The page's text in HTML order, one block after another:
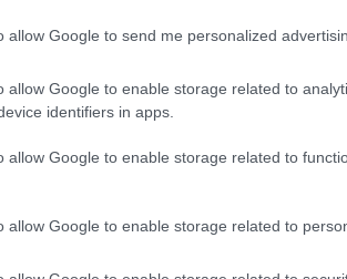
allow Google to send me personalized
allow Google to enable storage related to
identifiers in apps.
allow Google to enable storage related to
allow Google to enable storage related to
τους κλάδους σε όλη την
Όλοι στην Απεργία. Όλοι